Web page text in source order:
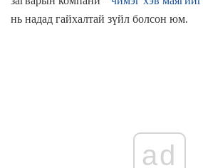
нь надад гайхалтай зүйл болсон юм.
ad